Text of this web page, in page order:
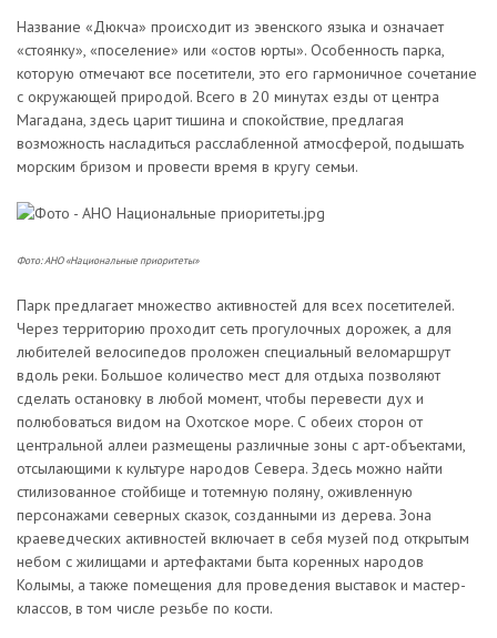
Название «Дюкча» происходит из эвенского языка и означает
«стоянку», «поселение» или «остов юрты». Особенность парка,
которую отмечают все посетители, это его гармоничное сочетание
с окружающей природой. Всего в 20 минутах езды от центра
Магадана, здесь царит тишина и спокойствие, предлагая
возможность насладиться расслабленной атмосферой, подышать
морским бризом и провести время в кругу семьи.
Фото:АНО «Национальные приоритеты»
Парк предлагает множество активностей для всех посетителей.
Через территорию проходит сеть прогулочных дорожек, а для
любителей велосипедов проложен специальный веломаршрут
вдоль реки. Большое количество мест для отдыха позволяют
сделать остановку в любой момент, чтобы перевести дух и
полюбоваться видом на Охотское море. С обеих сторон от
центральной аллеи размещены различные зоны с арт-объектами,
отсылающими к культуре народов Севера. Здесь можно найти
стилизованное стойбище и тотемную поляну, оживленную
персонажами северных сказок, созданными из дерева. Зона
краеведческих активностей включает в себя музей под открытым
небом с жилищами и артефактами быта коренных народов
Колымы, а также помещения для проведения выставок и мастер-
классов, в том числе резьбе по кости.